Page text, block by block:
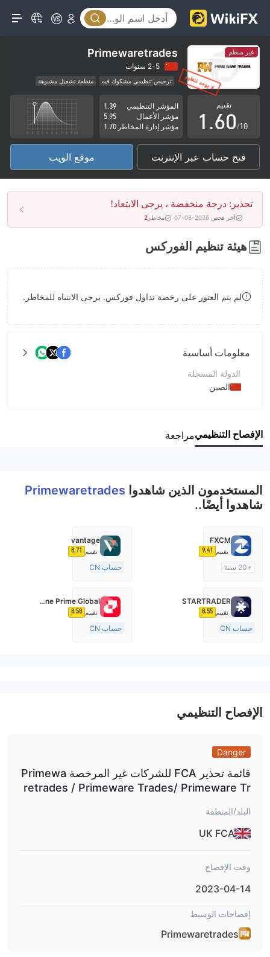
غير منظم Primewaretrades
2-5 سنوات
ترخيص تنظيمي مشكوك فيه
منطقة تشغيل مشبوهة
مخاطر عالية
تقييم
0
1
2
3
4
5
6
7
8
.
2
3
4
5
6
7
8
9
0
1
2
3
4
5
6
7
/10
المؤشر التنظيمي
1.39
مؤشر الأعمال
5.95
مؤشر إدارة المخاطر 1.70
فتح حساب عبر الإنترنت موقع الويب
تحذير: درجة منخفضة ، يرجى الابتعاد!
آخر فحص 2026-08-07 مخاطر 2
هيئة تنظيم الفوركس
لم يتم العثور على رخصة تداول فوركس. يرجى الانتباه للمخاطر.
معلومات أساسية
الدولة المسجلة
الصين
اسم الشركة
الإفصاح التنظيميمراجعة
المستخدمون الذين شاهدوا Primewaretrades
شاهدوا أيضًا..
FXCM
تقييم 9.41
+20 سنة
vantage
تقييم 8.71
حساب ECN
صناعة السوق (MM)
STARTRADER
تقييم 8.55
حساب ECN
Fortune Prime Global
تقييم 8.58
حساب ECN
الإفصاح التنظيمي
Danger
قائمة تحذير FCA للشركات غير المرخصة Primewa
retrades / Primeware Trades/ Primeware Tr
البلد/المنطقة
UK FCA
وقت الإفصاح
2023-04-14
إفصاحات الوسيط
Primewaretrades